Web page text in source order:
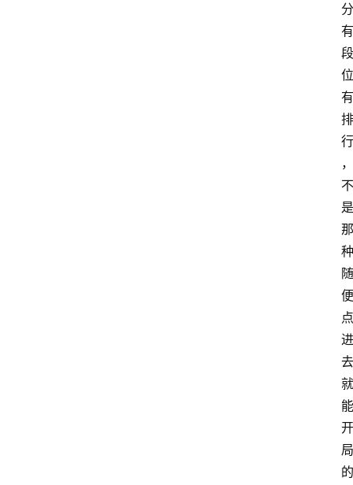
分
有
段
位
有
排
行
，
不
是
那
种
随
便
点
进
去
就
能
开
局
的